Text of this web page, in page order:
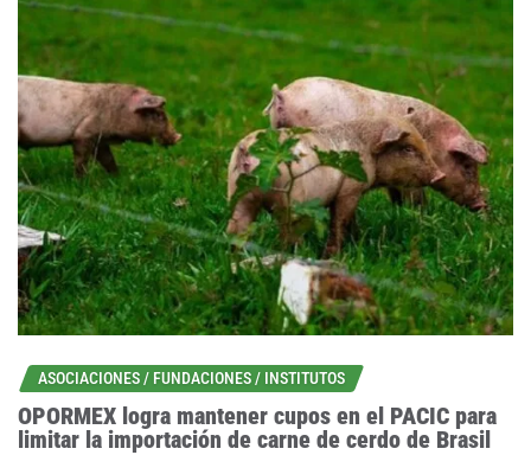
ASOCIACIONES / FUNDACIONES / INSTITUTOS
OPORMEX logra mantener cupos en el PACIC para
limitar la importación de carne de cerdo de Brasil